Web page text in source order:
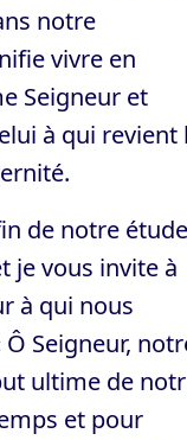
notre
vivre en
Seigneur et
à qui revient
de notre
je vous invite à
à qui nous
Seigneur,
ultime de
et pour